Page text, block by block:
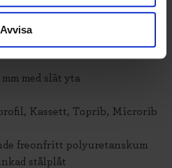
Avvisa
med yta woodgrain eller
med slät yta
Kassett, Toprib, Microrib
freonfritt polyuretanskum
stålplåt